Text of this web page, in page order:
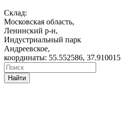
Склад:
Московская область,
Ленинский р-н,
Индустриальный парк
Андреевское,
координаты: 55.552586, 37.910015
Найти